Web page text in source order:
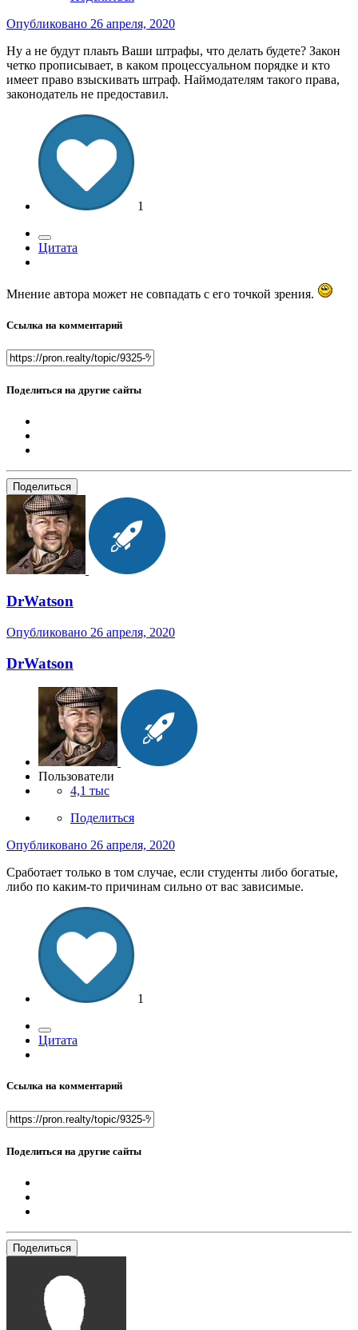
Опубликовано 26 апреля, 2020
Ну а не будут плаьть Ваши штрафы, что делать будете? Закон
четко прописывает, в каком процессуальном порядке и кто
имеет право взыскивать штраф. Наймодателям такого права,
законодатель не предоставил.
1
Цитата
Мнение автора может не совпадать с его точкой зрения.
Ссылка на комментарий
Поделиться на другие сайты
Поделиться
DrWatson
Опубликовано 26 апреля, 2020
DrWatson
Пользователи
4,1 тыс
Поделиться
Опубликовано 26 апреля, 2020
Сработает только в том случае, если студенты либо богатые,
либо по каким-то причинам сильно от вас зависимые.
1
Цитата
Ссылка на комментарий
Поделиться на другие сайты
Поделиться